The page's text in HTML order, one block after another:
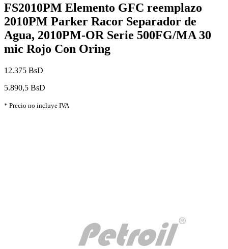
FS2010PM Elemento GFC reemplazo
2010PM Parker Racor Separador de
Agua, 2010PM-OR Serie 500FG/MA 30
mic Rojo Con Oring
12.375 BsD
5.890,5 BsD
* Precio no incluye IVA